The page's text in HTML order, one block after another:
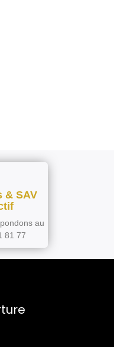
& SAV
au
81 77